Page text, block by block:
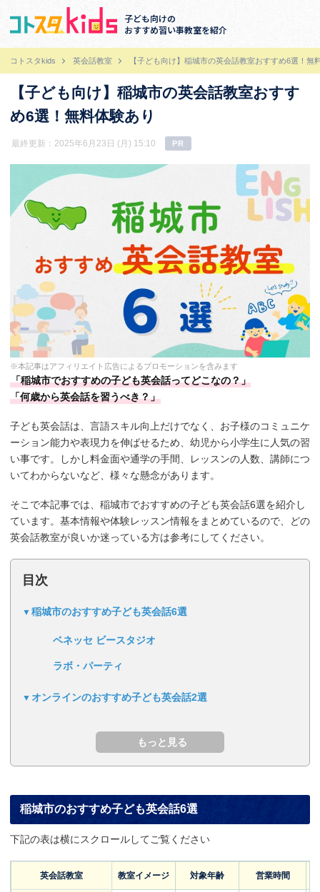
子ども向けの
おすすめ習い事教室を紹介
コトスタkids 英会話教室 【子ども向け】稲城市の英会話教室おすすめ6選！無
【子ども向け】稲城市の英会話教室おすす
め6選！無料体験あり
最終更新：2025年6月23日 (月) 15:10 PR
※本記事はアフィリエイト広告によるプロモーションを含みます
「稲城市でおすすめの子ども英会話ってどこなの？」
「何歳から英会話を習うべき？」
子ども英会話は、言語スキル向上だけでなく、お子様のコミュニケ
ーション能力や表現力を伸ばせるため、幼児から小学生に人気の習
い事です。しかし料金面や通学の手間、レッスンの人数、講師につ
いてわからないなど、様々な懸念があります。
そこで本記事では、稲城市でおすすめの子ども英会話6選を紹介し
ています。基本情報や体験レッスン情報をまとめているので、どの
英会話教室が良いか迷っている方は参考にしてください。
目次
稲城市のおすすめ子ども英会話6選
ベネッセ ビースタジオ
ラボ・パーティ
オンラインのおすすめ子ども英会話2選
稲城市のおすすめ子ども英会話6選
下記の表は横にスクロールしてご覧ください
英会話教室 教室イメージ 対象年齢 営業時間